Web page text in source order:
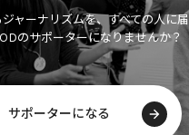
ャーナリズムを、すべての人に
のサポーターになりませんか？
サポーターになる